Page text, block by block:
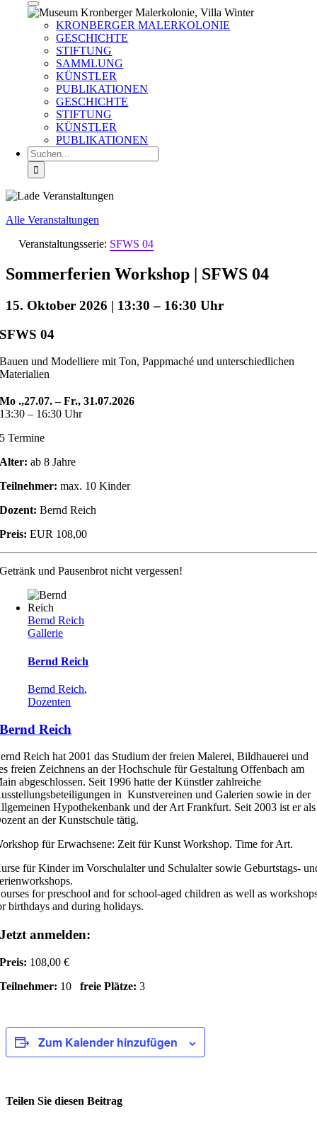
KRONBERGER MALERKOLONIE
GESCHICHTE
STIFTUNG
SAMMLUNG
KÜNSTLER
PUBLIKATIONEN
GESCHICHTE
STIFTUNG
KÜNSTLER
PUBLIKATIONEN
Suche
nach:
Alle Veranstaltungen
Veranstaltungsserie: SFWS 04
Sommerferien Workshop | SFWS 04
15. Oktober 2026 | 13:30 – 16:30
SFWS 04
Bauen und Modelliere mit Ton, Pappmaché und unterschiedlichen
Materialien
Mo .,27.07. – Fr., 31.07.2026
13:30 – 16:30 Uhr
5 Termine
Alter: ab 8 Jahre
Teilnehmer: max. 10 Kinder
Dozent: Bernd Reich
Preis: EUR 108,00
Getränk und Pausenbrot nicht vergessen!
Bernd Reich
Gallerie
Bernd Reich
Bernd Reich,
Dozenten
Bernd Reich
Reich hat 2001 das Studium der freien Malerei, Bildhauerei und
freien Zeichnens an der Hochschule für Gestaltung Offenbach am
abgeschlossen. Seit 1996 hatte der Künstler zahlreiche
in Kunstvereinen und Galerien sowie in der
Hypothekenbank und der Art Frankfurt. Seit 2003 ist er als
an der Kunstschule tätig.
für Erwachsene: Zeit für Kunst Workshop. Time for Art.
für Kinder im Vorschulalter und Schulalter sowie Geburtstags-
for preschool and for school-aged children as well as
birthdays and during holidays.
Jetzt anmelden:
Preis: 108,00 €
Teilnehmer: 10freie Plätze: 3
Zum Kalender hinzufügen
Teilen Sie diesen Beitrag